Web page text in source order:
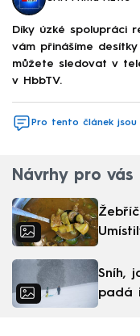
Díky úzké spolupráci
vám přinášíme
můžete sledovat v
v HbbTV.
Pro tento článek
Návrhy pro vás
Sníh,
padá